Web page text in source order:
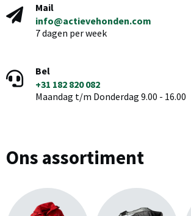
Mail
info@actievehonden.com
7 dagen per week
Bel
+31 182 820 082
Maandag t/m Donderdag 9.00 - 16.00
Ons assortiment